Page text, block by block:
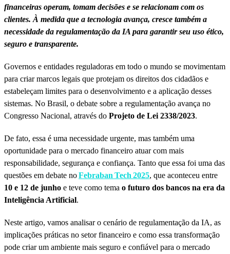
financeiras operam, tomam decisões e se relacionam com os
clientes. À medida que a tecnologia avança, cresce também a
necessidade da regulamentação da IA para garantir seu uso ético,
seguro e transparente.
Governos e entidades reguladoras em todo o mundo se movimentam
para criar marcos legais que protejam os direitos dos cidadãos e
estabeleçam limites para o desenvolvimento e a aplicação desses
sistemas. No Brasil, o debate sobre a regulamentação avança no
Congresso Nacional, através do Projeto de Lei 2338/2023.
De fato, essa é uma necessidade urgente, mas também uma
oportunidade para o mercado financeiro atuar com mais
responsabilidade, segurança e confiança. Tanto que essa foi uma das
questões em debate noFebraban Tech 2025, que aconteceu entre
10 e 12 de junho e teve como tema o futuro dos bancos na era da
Inteligência Artificial.
Neste artigo, vamos analisar o cenário de regulamentação da IA, as
implicações práticas no setor financeiro e como essa transformação
pode criar um ambiente mais seguro e confiável para o mercado